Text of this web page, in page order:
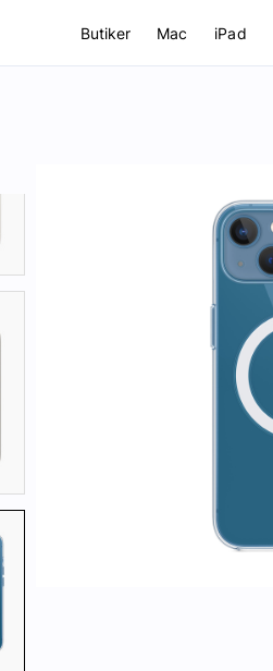
Butiker Mac iPad